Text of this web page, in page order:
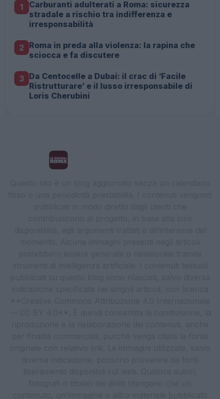
1
Carburanti adulterati a Roma: sicurezza
stradale a rischio tra indifferenza e
irresponsabilità
2 Roma in preda alla violenza: la rapina che
sciocca e fa discutere
3 Da Centocelle a Dubai: il crac di ‘Facile
Ristrutturare’ e il lusso irresponsabile di
Loris Cherubini